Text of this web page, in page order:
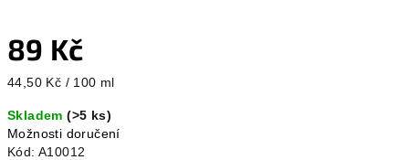
89 Kč
Měrná
44,50 Kč / 100 ml
Skladem(>5 ks)
Možnosti doručení
Kód: A10012